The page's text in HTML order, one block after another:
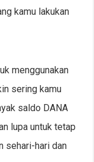
kamu lakukan
menggunakan
sering kamu
saldo DANA
lupa untuk tetap
sehari-hari dan